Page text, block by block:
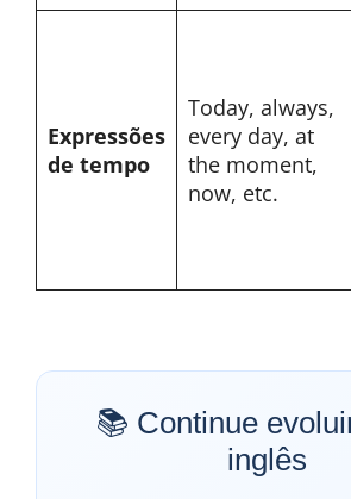
Expressões
de tempo
Today, always,
every day, at
the moment,
now, etc.
📚 Continue
inglês